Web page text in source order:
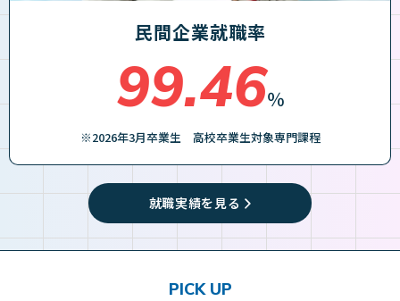
民間企業就職率
99.46％
※2026年3月卒業生 高校卒業生対象専門課程
就職実績を見る
PICK UP